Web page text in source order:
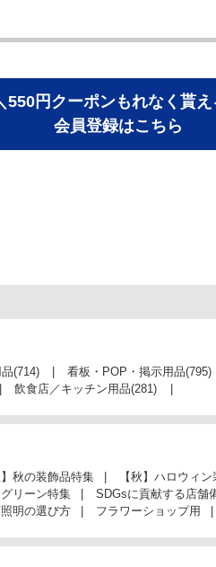
550円クーポンもれなく貰え
会員登録はこちら
(714) 看板・POP・掲示用品(795)
飲食店／キッチン用品(281)
】秋の装飾品特集 【秋】ハロウィ
リーン特集 SDGsに貢献する店舗
明の選び方 フラワーショップ用